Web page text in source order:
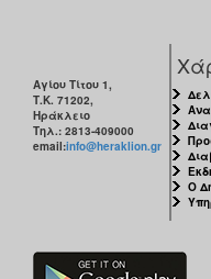
Αγίου Τίτου 1,
Τ.Κ. 71202,
Ηράκλειο
Τηλ.: 2813-409000
email:info@heraklion.gr
Ο